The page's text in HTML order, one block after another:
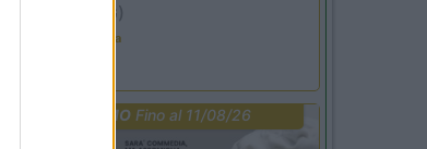
(BG)
Ardesio in scatola
PROMO Fino al 11/08/26